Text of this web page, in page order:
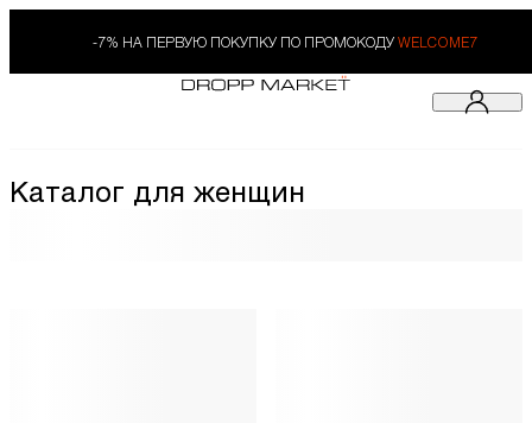
-7% НА ПЕРВУЮ ПОКУПКУ ПО ПРОМОКОДУ WELCOME7
Каталог для женщин